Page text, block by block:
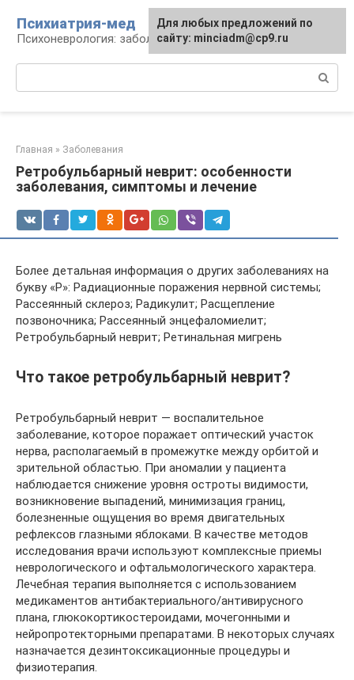
контенту
Психиатрия-мед
Психоневрология: заболевания и терапия
Главная » Заболевания
Ретробульбарный неврит: особенности
заболевания, симптомы и лечение
Более детальная информация о других заболеваниях на
букву «Р»: Радиационные поражения нервной системы;
Рассеянный склероз; Радикулит; Расщепление
позвоночника; Рассеянный энцефаломиелит;
Ретробульбарный неврит; Ретинальная мигрень
Что такое ретробульбарный неврит?
Ретробульбарный неврит — воспалительное
заболевание, которое поражает оптический участок
нерва, располагаемый в промежутке между орбитой и
зрительной областью. При аномалии у пациента
наблюдается снижение уровня остроты видимости,
возникновение выпадений, минимизация границ,
болезненные ощущения во время двигательных
рефлексов глазными яблоками. В качестве методов
исследования врачи используют комплексные приемы
неврологического и офтальмологического характера.
Лечебная терапия выполняется с использованием
медикаментов антибактериального/антивирусного
плана, глюкокортикостероидами, мочегонными и
нейропротекторными препаратами. В некоторых случаях
назначается дезинтоксикационные процедуры и
физиотерапия.
Для любых предложений по
сайту: minciadm@cp9.ru